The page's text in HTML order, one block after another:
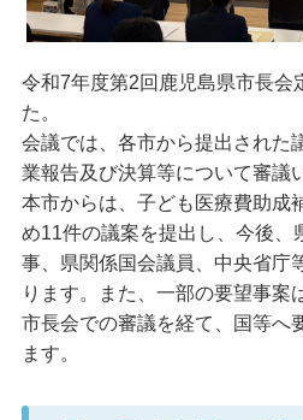
令和7年度第2回鹿児島県市長会
た。
会議では、各市から提出された
業報告及び決算等について審議
本市からは、子ども医療費助成
め11件の議案を提出し、今後、
事、県関係国会議員、中央省庁
ります。また、一部の要望事案
市長会での審議を経て、国等へ
ます。